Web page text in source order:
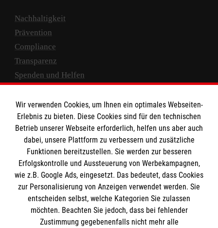
Nachhaltigkeit
Prävention
Compliance
Transparenz
Spenden und Helfen
Empfänger: Malteser Hilfsdienst e.V.
IBAN: DE10 3706 0120 1201 2000 12
BIC: GENODED 1PA7
Wir verwenden Cookies, um Ihnen ein optimales Webseiten-
Erlebnis zu bieten. Diese Cookies sind für den technischen
Betrieb unserer Webseite erforderlich, helfen uns aber auch
dabei, unsere Plattform zu verbessern und zusätzliche
Funktionen bereitzustellen. Sie werden zur besseren
Erfolgskontrolle und Aussteuerung von Werbekampagnen,
wie z.B. Google Ads, eingesetzt. Das bedeutet, dass Cookies
zur Personalisierung von Anzeigen verwendet werden. Sie
entscheiden selbst, welche Kategorien Sie zulassen
möchten. Beachten Sie jedoch, dass bei fehlender
Zustimmung gegebenenfalls nicht mehr alle